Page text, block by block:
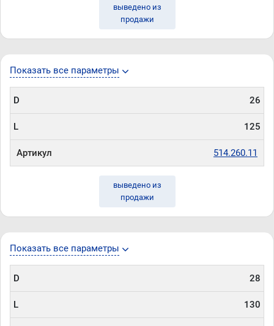
выведено из
продажи
Показать все параметры
D 26
L 125
Артикул 514.260.11
выведено из
продажи
Показать все параметры
D 28
L 130